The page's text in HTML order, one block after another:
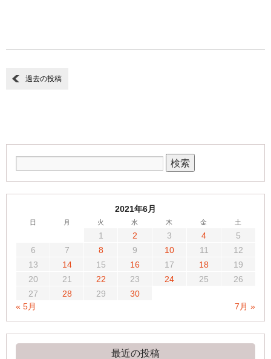
過去の投稿
2021年6月
日 月 火 水 木 金 土
1 2 3 4
5
6
7 8 9 10 11
12
13
14 15 16 17 18
19
20
21 22 23 24 25
26
27
28 29
30
« 5月
7月 »
最近の投稿